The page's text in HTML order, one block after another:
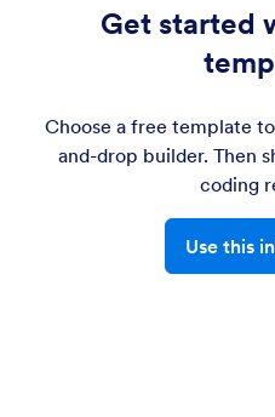
Get started
Choose a free template
and-drop builder. Then
coding
Use this